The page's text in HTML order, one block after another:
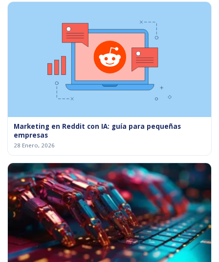
Marketing en Reddit con IA: guía para pequeñas
empresas
28 Enero, 2026